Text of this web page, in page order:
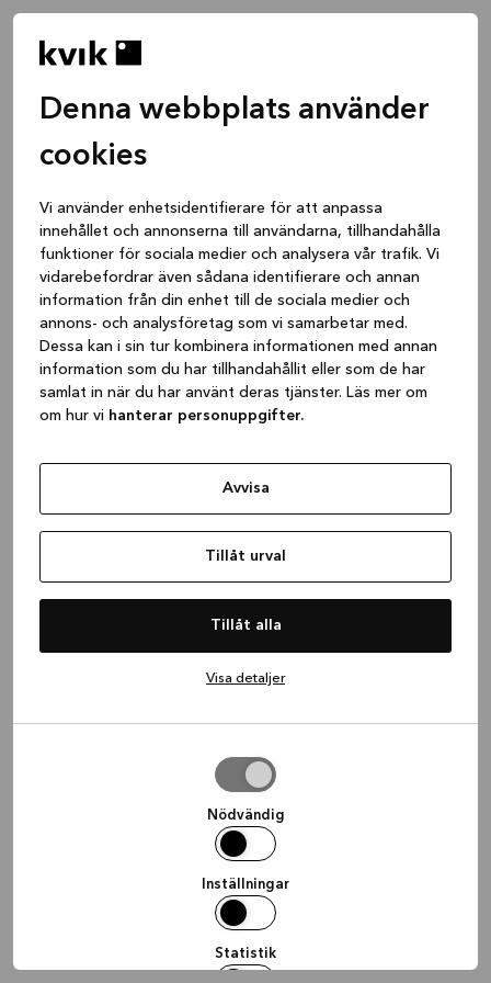
Denna webbplats använder
cookies
Vi använder enhetsidentifierare för att anpassa
innehållet och annonserna till användarna, tillhandahålla
funktioner för sociala medier och analysera vår trafik. Vi
vidarebefordrar även sådana identifierare och annan
information från din enhet till de sociala medier och
annons- och analysföretag som vi samarbetar med.
Dessa kan i sin tur kombinera informationen med annan
information som du har tillhandahållit eller som de har
samlat in när du har använt deras tjänster. Läs mer om
om hur vi hanterar personuppgifter.
Avvisa
Tillåt urval
Tillåt alla
Visa detaljer
Nödvändig
Inställningar
Statistik
(see the browser console for more
information).